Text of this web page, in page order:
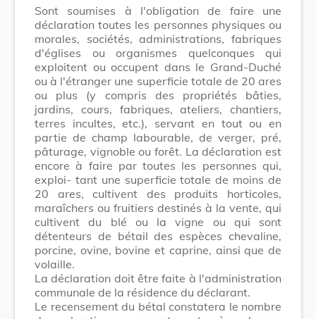
Sont soumises à l'obligation de faire une
déclaration toutes les personnes physiques ou
morales, sociétés, administrations, fabriques
d'églises ou organismes quelconques qui
exploitent ou occupent dans le Grand-Duché
ou à l'étranger une superficie totale de 20 ares
ou plus (y compris des propriétés bâties,
jardins, cours, fabriques, ateliers, chantiers,
terres incultes, etc.), servant en tout ou en
partie de champ labourable, de verger, pré,
pâturage, vignoble ou forêt. La déclaration est
encore à faire par toutes les personnes qui,
exploi- tant une superficie totale de moins de
20 ares, cultivent des produits horticoles,
maraîchers ou fruitiers destinés à la vente, qui
cultivent du blé ou la vigne ou qui sont
détenteurs de bétail des espèces chevaline,
porcine, ovine, bovine et caprine, ainsi que de
volaille.
La déclaration doit être faite à l'administration
communale de la résidence du déclarant.
Le recensement du bétal constatera le nombre